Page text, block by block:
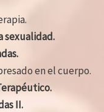
sexualidad.
en el cuerpo.
II.